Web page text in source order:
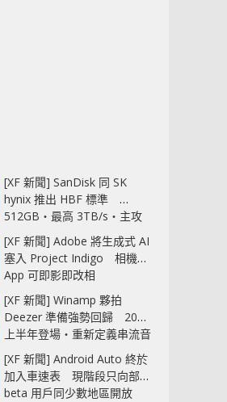
[XF 新聞] SanDisk 同 SK
hynix 推出 HBF 標準
512GB‧最高 3TB/s‧主攻
AI 記憶體
[XF 新聞] Adobe 將生成式 AI
塞入 Project Indigo 相機
App 可即影即改相
[XF 新聞] Winamp 夥拍
Deezer 準備強勢回歸 2027
上半年登場‧重新定義串流音
樂播放器
[XF 新聞] Android Auto 終於
加入車速表 現階段只向部分
beta 用戶同少數地區開放